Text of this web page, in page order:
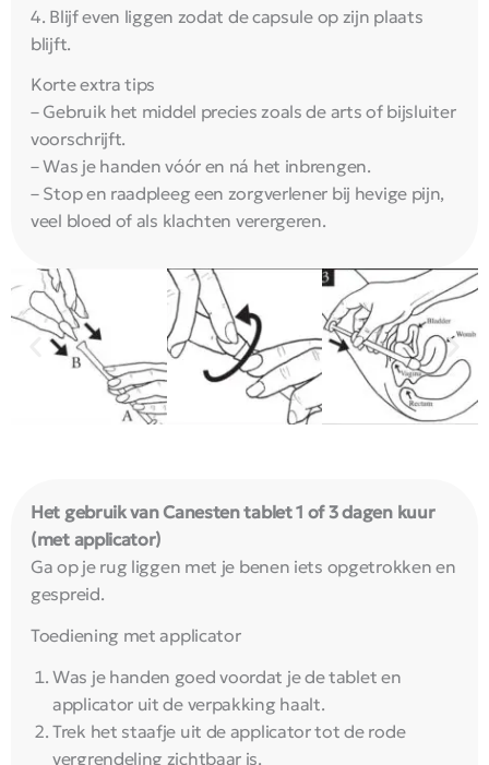
4. Blijf even liggen zodat de capsule op zijn plaats
blijft.
Korte extra tips
– Gebruik het middel precies zoals de arts of bijsluiter
voorschrijft.
– Was je handen vóór en ná het inbrengen.
– Stop en raadpleeg een zorgverlener bij hevige pijn,
veel bloed of als klachten verergeren.
Het gebruik van Canesten tablet 1 of 3 dagen kuur
(met applicator)
Ga op je rug liggen met je benen iets opgetrokken en
gespreid.
Toediening met applicator
Was je handen goed voordat je de tablet en
applicator uit de verpakking haalt.
Trek het staafje uit de applicator tot de rode
vergrendeling zichtbaar is.